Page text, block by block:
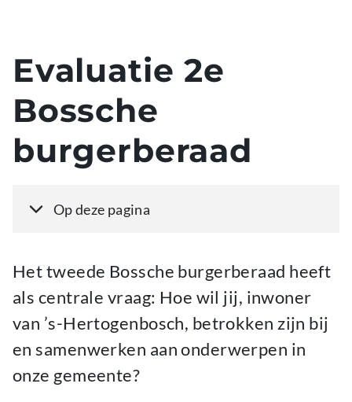
Evaluatie 2e
Bossche
burgerberaad
Op deze pagina
Het tweede Bossche burgerberaad heeft
als centrale vraag: Hoe wil jij, inwoner
van ’s-Hertogenbosch, betrokken zijn bij
en samenwerken aan onderwerpen in
onze gemeente?